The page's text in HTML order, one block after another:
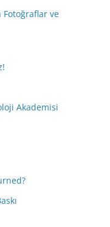
Fotoğraflar ve
Akademisi